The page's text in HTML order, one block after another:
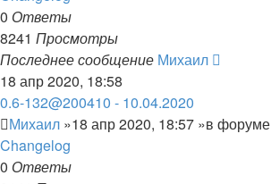
0 Ответы
8241 Просмотры
Последнее сообщение Михаил
18 апр 2020, 18:58
0.6-132@200410 - 10.04.2020
Михаил »18 апр 2020, 18:57 »в форуме
Changelog
0 Ответы